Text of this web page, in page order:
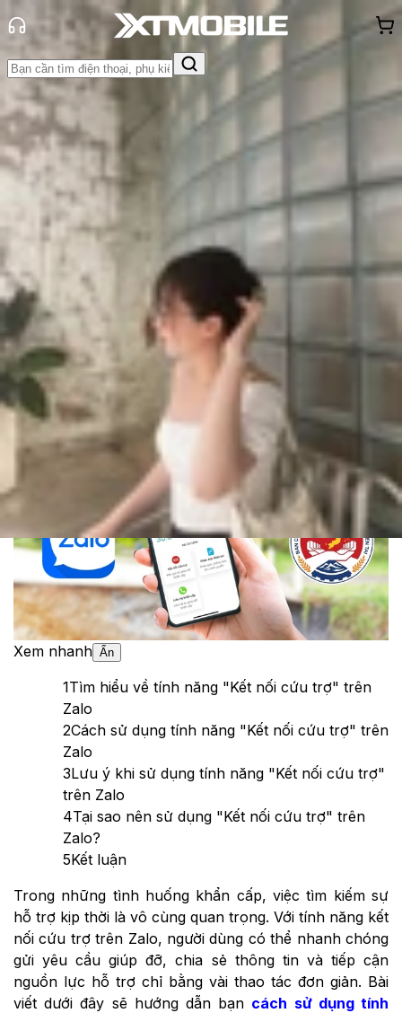
Trang chủ
Tin tức
Thủ thuật
Tin Mới
Đánh Giá - Trên Tay
Khuyến
Thủ thuật Thông báoKhách
hàng - Sự kiện
Cách dùng tính năng kết nối cứu trợ
trên Zalo nhanh nhất
Triệu Vy
Ngày đăng: 12/09/2024
Cập nhật:
12/09/2024
Theo dõi XTMobile trên
Xem nhanh Ẩn
1Tìm hiểu về tính năng "Kết nối cứu trợ" trên
Zalo
2Cách sử dụng tính năng "Kết nối cứu trợ" trên
Zalo
3Lưu ý khi sử dụng tính năng "Kết nối cứu trợ"
trên Zalo
4Tại sao nên sử dụng "Kết nối cứu trợ" trên
Zalo?
5Kết luận
Trong những tình huống khẩn cấp, việc tìm kiếm sự
hỗ trợ kịp thời là vô cùng quan trọng. Với tính năng kết
nối cứu trợ trên Zalo, người dùng có thể nhanh chóng
gửi yêu cầu giúp đỡ, chia sẻ thông tin và tiếp cận
nguồn lực hỗ trợ chỉ bằng vài thao tác đơn giản. Bài
viết dưới đây sẽ hướng dẫn bạn cách sử dụng tính